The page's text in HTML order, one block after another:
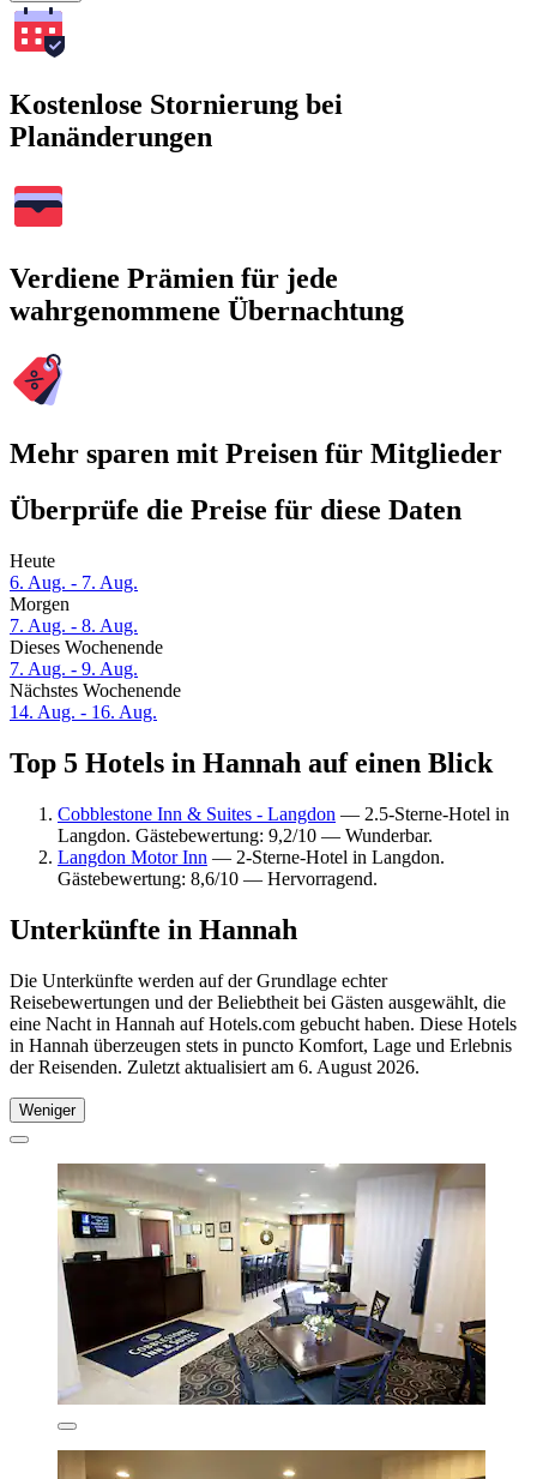
Kostenlose Stornierung bei
Planänderungen
Verdiene Prämien für jede
wahrgenommene Übernachtung
Mehr sparen mit Preisen für Mitglieder
Überprüfe die Preise für diese Daten
Heute
6. Aug. - 7. Aug.
Morgen
7. Aug. - 8. Aug.
Dieses Wochenende
7. Aug. - 9. Aug.
Nächstes Wochenende
14. Aug. - 16. Aug.
Top 5 Hotels in Hannah auf einen Blick
Cobblestone Inn & Suites - Langdon — 2.5-Sterne-Hotel in
Langdon. Gästebewertung: 9,2/10 — Wunderbar.
Langdon Motor Inn — 2-Sterne-Hotel in Langdon.
Gästebewertung: 8,6/10 — Hervorragend.
Unterkünfte in Hannah
Die Unterkünfte werden auf der Grundlage echter
Reisebewertungen und der Beliebtheit bei Gästen ausgewählt, die
eine Nacht in Hannah auf Hotels.com gebucht haben. Diese Hotels
in Hannah überzeugen stets in puncto Komfort, Lage und Erlebnis
der Reisenden. Zuletzt aktualisiert am 6. August 2026.
Weniger